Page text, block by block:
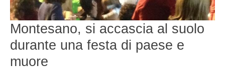
Montesano, si accascia al suolo
durante una festa di paese e
muore
paese
e
muore